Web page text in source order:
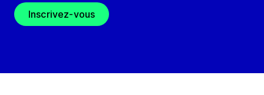
Inscrivez-vous